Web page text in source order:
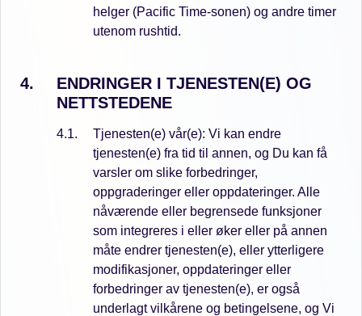
helger (Pacific Time-sonen) og andre timer
utenom rushtid.
ENDRINGER I TJENESTEN(E) OG
NETTSTEDENE
Tjenesten(e) vår(e): Vi kan endre
tjenesten(e) fra tid til annen, og Du kan få
varsler om slike forbedringer,
oppgraderinger eller oppdateringer. Alle
nåværende eller begrensede funksjoner
som integreres i eller øker eller på annen
måte endrer tjenesten(e), eller ytterligere
modifikasjoner, oppdateringer eller
forbedringer av tjenesten(e), er også
underlagt vilkårene og betingelsene, og Vi